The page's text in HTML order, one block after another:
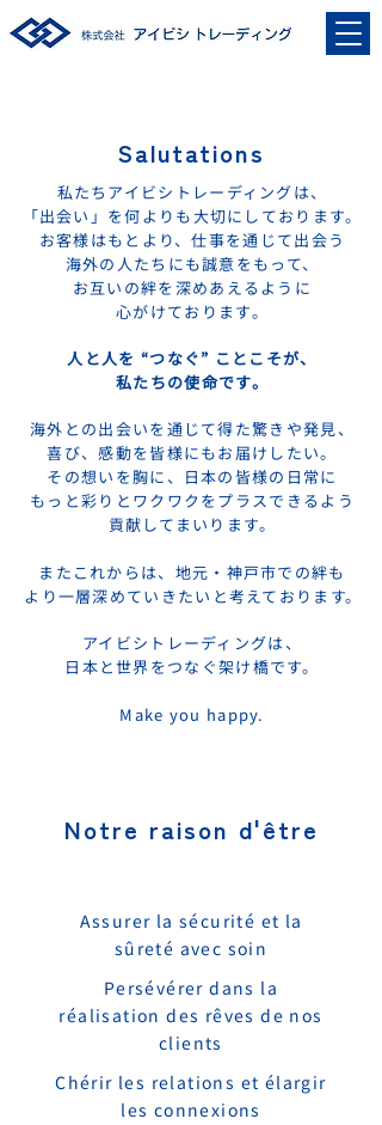
Salutations
私たちアイビシトレーディングは、
「出会い」を何よりも大切にしております。
お客様はもとより、仕事を通じて出会う
海外の人たちにも誠意をもって、
お互いの絆を深めあえるように
心がけております。
人と人を “つなぐ” ことこそが、
私たちの使命です。
海外との出会いを通じて得た驚きや発見、
喜び、感動を皆様にもお届けしたい。
その想いを胸に、日本の皆様の日常に
もっと彩りとワクワクをプラスできる よう
貢献してまいります。
またこれからは、地元・神戸市での絆も
より一層深めていきたいと考えておりま す。
アイビシトレーディングは、
日本と世界をつなぐ架け橋です。
Make you happy.
Notre raison d'être
Assurer la sécurité et la
sûreté avec soin
Persévérer dans la
réalisation des rêves de nos
clients
Chérir les relations et élargir
les connexions